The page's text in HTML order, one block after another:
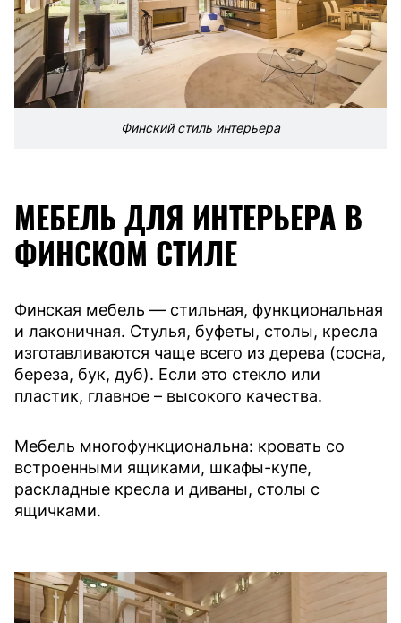
Финский стиль интерьера
МЕБЕЛЬ ДЛЯ ИНТЕРЬЕРА В
ФИНСКОМ СТИЛЕ
Финская мебель — стильная, функциональная
и лаконичная. Стулья, буфеты, столы, кресла
изготавливаются чаще всего из дерева (сосна,
береза, бук, дуб). Если это стекло или
пластик, главное – высокого качества.
Мебель многофункциональна: кровать со
встроенными ящиками, шкафы-купе,
раскладные кресла и диваны, столы с
ящичками.